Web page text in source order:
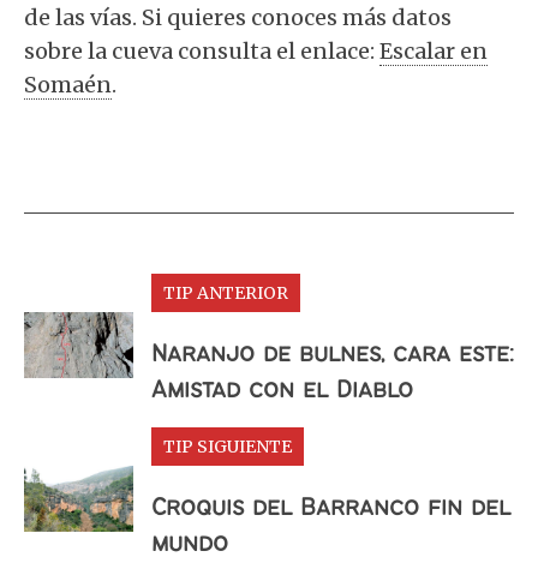
de las vías. Si quieres conoces más datos
sobre la cueva consulta el enlace: Escalar en
Somaén.
TIP ANTERIOR
Naranjo de bulnes, cara este:
Amistad con el Diablo
TIP SIGUIENTE
Croquis del Barranco fin del
mundo